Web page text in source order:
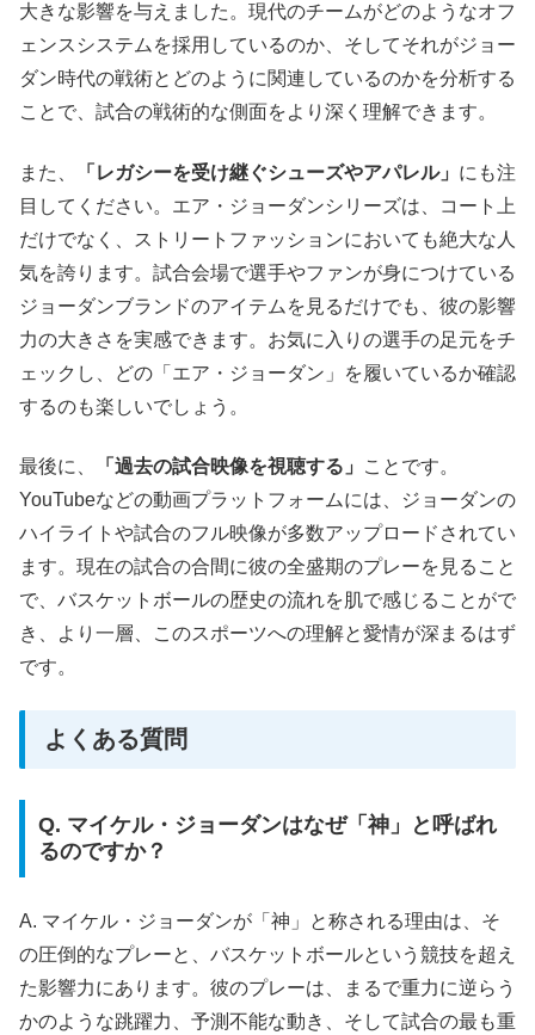
大きな影響を与えました。現代のチームがどのようなオフ
ェンスシステムを採用しているのか、そしてそれがジョー
ダン時代の戦術とどのように関連しているのかを分析する
ことで、試合の戦術的な側面をより深く理解できます。
また、 「レガシーを受け継ぐシューズやアパレル」 にも注
目してください。エア・ジョーダンシリーズは、コート上
だけでなく、ストリートファッションにおいても絶大な人
気を誇ります。試合会場で選手やファンが身につけている
ジョーダンブランドのアイテムを見るだけでも、彼の影響
力の大きさを実感できます。お気に入りの選手の足元をチ
ェックし、どの「エア・ジョーダン」を履いているか確認
するのも楽しいでしょう。
最後に、 「過去の試合映像を視聴する」
ことです。
YouTubeなどの動画プラットフォームには、ジョーダンの
ハイライトや試合のフル映像が多数アップロードされてい
ます。現在の試合の合間に彼の全盛期のプレーを見ること
で、バスケットボールの歴史の流れを肌で感じることがで
き、より一層、このスポーツへの理解と愛情が深まるはず
です。
よくある質問
Q. マイケル・ジョーダンはなぜ「神」と呼ばれ
るのですか？
A. マイケル・ジョーダンが「神」と称される理由は、そ
の圧倒的なプレーと、バスケットボールという競技を超え
た影響力にあります。彼のプレーは、まるで重力に逆らう
かのような跳躍力、予測不能な動き、そして試合の最も重